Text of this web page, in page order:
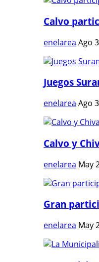
Calvo
enelarea Ago
Juegos
enelarea Ago
Calvo y
enelarea May
Gran
enelarea May